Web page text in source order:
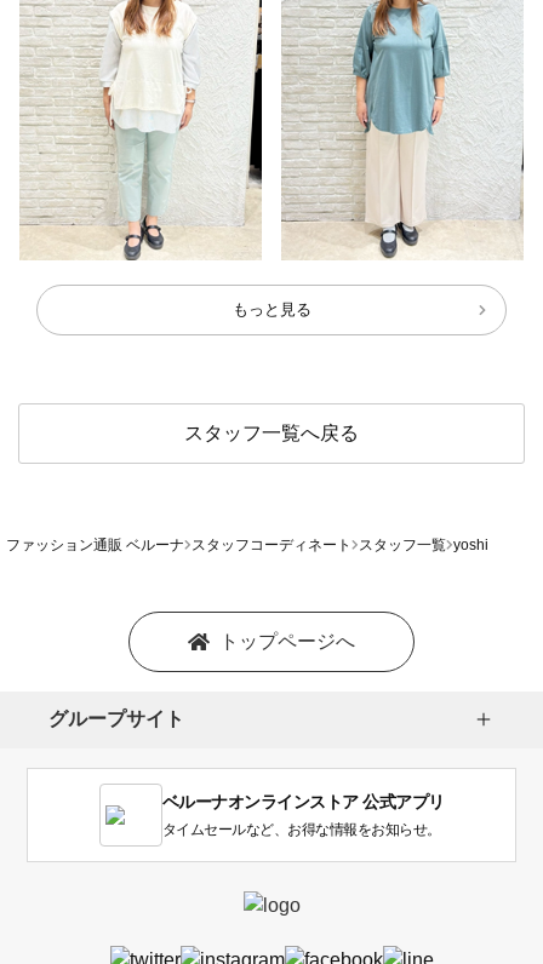
もっと見る
スタッフ一覧へ戻る
ファッション通販 ベルーナ スタッフコーディネート スタッフ一覧 yoshi
トップページへ
グループサイト
ベルーナオンラインストア 公式アプリ
タイムセールなど、お得な情報をお知らせ。